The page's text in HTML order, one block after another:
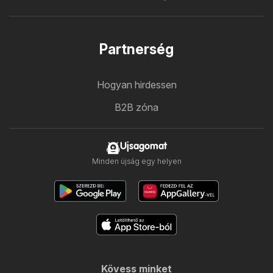
Partnerség
Hogyan hirdessen
B2B zóna
Ujsagomat
Minden újság egy helyen
Kövess minket